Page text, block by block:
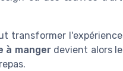
transformer l'expérience
à mangerdevient alors le